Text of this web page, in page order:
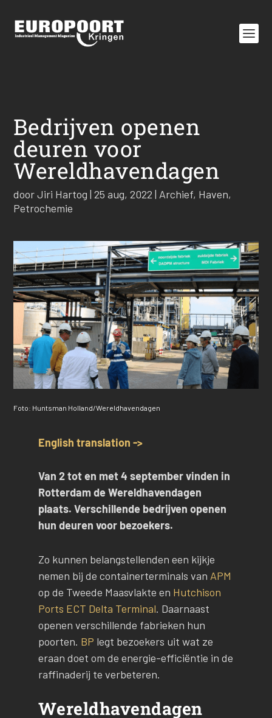
Bedrijven openen
deuren voor
Wereldhavendagen
doorJiri Hartog |25 aug, 2022 | Archief, Haven,
Petrochemie
Foto: Huntsman Holland/Wereldhavendagen
English translation ->
Van 2 tot en met 4 september vinden in
Rotterdam de Wereldhavendagen
plaats. Verschillende bedrijven openen
hun deuren voor bezoekers.
Zo kunnen belangstellenden een kijkje
nemen bij de containerterminals van APM
op de Tweede Maasvlakte en Hutchison
Ports ECT Delta Terminal. Daarnaast
openen verschillende fabrieken hun
poorten. BP legt bezoekers uit wat ze
eraan doet om de energie-efficiëntie in de
raffinaderij te verbeteren.
Wereldhavendagen